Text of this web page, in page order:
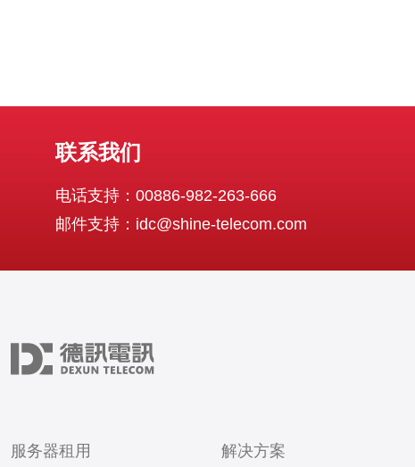
联系我们
电话支持：00886-982-263-666
邮件支持：idc@shine-telecom.com
服务器租用 解决方案